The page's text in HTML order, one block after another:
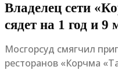
Владелец сети
сядет на 1 год и 9
Мосгорсуд смягчил
ресторанов «Корчма